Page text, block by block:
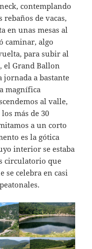
contemplando
de vacas,
en unas mesas al
caminar, algo
para subir al
el Grand Ballon
jornada a bastante
magnífica
al valle,
más de 30
a un corto
es la gótica
interior se estaba
circulatorio que
se celebra en casi